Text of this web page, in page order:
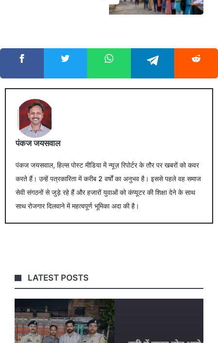
पंकज जयसवाल
पंकज जयसवाल, हिल्स पोस्ट मीडिया में न्यूज़ रिपोर्टर के तौर पर खबरों को कवर
करते हैं। उन्हें पत्रकारिता में करीब 2 वर्षों का अनुभव है। इससे पहले वह समाज
सेवी संगठनों से जुड़े रहे हैं और हजारों युवाओं को कंप्यूटर की शिक्षा देने के साथ
साथ रोजगार दिलवाने में महत्वपूर्ण भूमिका अदा की है।
LATEST POSTS